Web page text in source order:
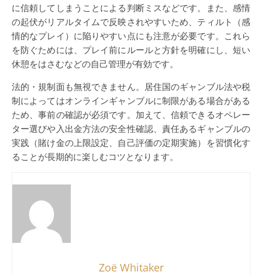
に信頼してしまうことによる判断ミスなどです。また、感情
の起伏がリアルタイムで反映されやすいため、ティルト（感
情的なプレイ）に陥りやすい点にも注意が必要です。これら
を防ぐためには、プレイ前にルールと方針を明確にし、短い
休憩をはさむなどの自己管理が有効です。
法的・規制面も無視できません。居住国のギャンブル法や税
制によってはオンラインギャンブルに制限がある場合がある
ため、事前の確認が必須です。加えて、信頼できるオペレー
ター選びや入出金方法の安全性確認、責任あるギャンブルの
実践（賭け金の上限設定、自己評価の定期実施）を習慣化す
ることが長期的に楽しむコツとなります。
Zoë Whitaker